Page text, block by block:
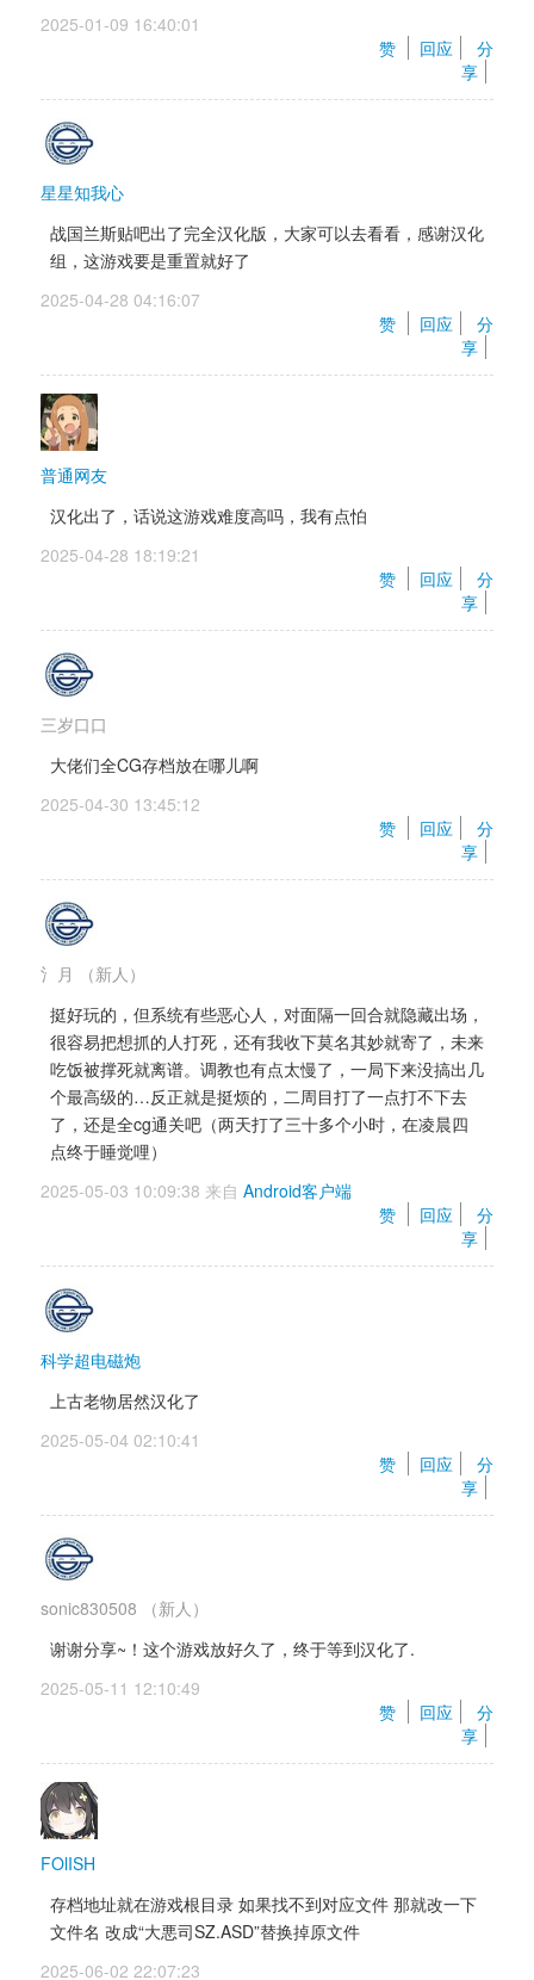
2025-01-09 16:40:01
赞
回应
分
享
星星知我心
战国兰斯贴吧出了完全汉化版，大家可以去看看，感谢汉化
组，这游戏要是重置就好了
2025-04-28 04:16:07
赞
回应
分
享
普通网友
汉化出了，话说这游戏难度高吗，我有点怕
2025-04-28 18:19:21
赞
回应
分
享
三岁口口
大佬们全CG存档放在哪儿啊
2025-04-30 13:45:12
赞
回应
分
享
氵月
（新人）
挺好玩的，但系统有些恶心人，对面隔一回合就隐藏出场，
很容易把想抓的人打死，还有我收下莫名其妙就寄了，未来
吃饭被撑死就离谱。调教也有点太慢了，一局下来没搞出几
个最高级的…反正就是挺烦的，二周目打了一点打不下去
了，还是全cg通关吧（两天打了三十多个小时，在凌晨四
点终于睡觉哩）
2025-05-03 10:09:38 来自 Android客户端
赞
回应
分
享
科学超电磁炮
上古老物居然汉化了
2025-05-04 02:10:41
赞
回应
分
享
sonic830508
（新人）
谢谢分享~！这个游戏放好久了，终于等到汉化了.
2025-05-11 12:10:49
赞
回应
分
享
FOlISH
存档地址就在游戏根目录 如果找不到对应文件 那就改一下
文件名 改成“大悪司SZ.ASD”替换掉原文件
2025-06-02 22:07:23